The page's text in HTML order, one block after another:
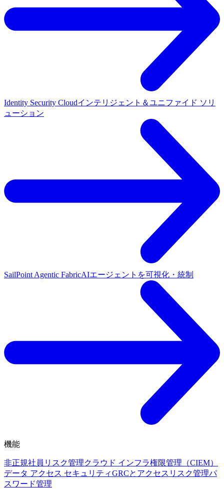
Identity Security Cloudインテリジェント＆ユニファイド ソリ
ューション
SailPoint Agentic FabricAIエージェントを可視化・統制
機能
非正規社員リスク管理クラウド インフラ権限管理（CIEM）
データ アクセス セキュリティGRCとアクセスリスク管理パ
スワード管理